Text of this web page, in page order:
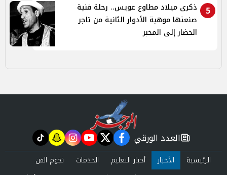
5
ذكرى ميلاد مطاوع عويس.. رحلة فنية
صنعتها موهبة الأدوار الثانية من تاجر
الخضار إلى المخبر
newspaper
العدد الورقي facebook
twitter
youtube
instagram
snapchat
tiktok
الرئيسية الأخبار أخبار التعليم الخدمات
نجوم الفن